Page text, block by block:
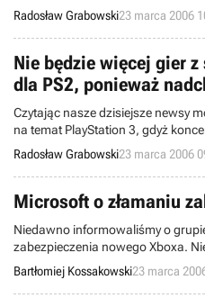
trójwymiarowej gry akcji o nazwie
witrynie internetowej niniejszego
Czytelników szereg dość
również pakiet świeżych
Radosław Grabowski23 marca 2006
Nie będzie więcej gier
dla PS2, ponieważ
Czytając nasze dzisiejsze newsy
na temat PlayStation 3, gdyż
szczegółów podczas Game
tej imprezy głos zabrali też
twórcy popularnej serii
Utalentowani developerzy
Radosław Grabowski23 marca 2006
Microsoft o złamaniu
Niedawno informowaliśmy o
zabezpieczenia nowego Xboxa.
przyjrzał się Microsoft i wydał
Bartłomiej Kossakowski23 marca